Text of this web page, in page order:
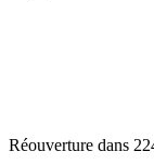
Réouverture dans